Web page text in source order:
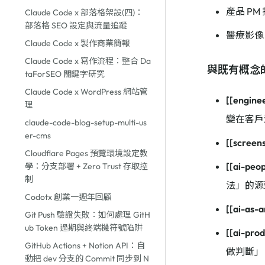
Claude Code x 部落格架設(四)：
部落格 SEO 設定與流量追蹤
Claude Code x 製作商業簡報
Claude Code x 寫作流程：整合 Da
taForSEO 關鍵字研究
Claude Code x WordPress 網站管
理
claude-code-blog-setup-multi-us
er-cms
Cloudflare Pages 預覽環境設定教
學：分支部署 + Zero Trust 存取控
制
Codotx 創業一週年回顧
Git Push 驗證失敗：如何處理 GitH
ub Token 過期與終端機符號陷阱
GitHub Actions + Notion API：自
動把 dev 分支的 Commit 同步到 N
產品 PM
醫療影
與既有概念
變在客
[[ai-
法」的
[[ai-as-
[[ai-
做判斷」